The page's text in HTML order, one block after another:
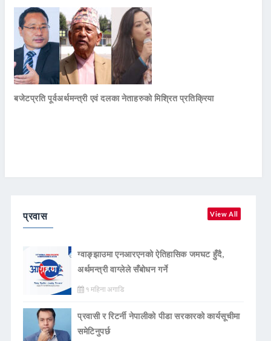
बजेटप्रति पूर्वअर्थमन्त्री एवं दलका नेताहरुको मिश्रित प्रतिक्रिया
प्रवास View All
ग्वाङ्झाउमा एनआरएनको ऐतिहासिक जमघट हुँदै,
अर्थमन्त्री वाग्लेले सँबोधन गर्ने
१ महिना अगाडि
प्रवासी र रिटर्नी नेपालीको पीडा सरकारको कार्यसूचीमा
समेटिनुपर्छ